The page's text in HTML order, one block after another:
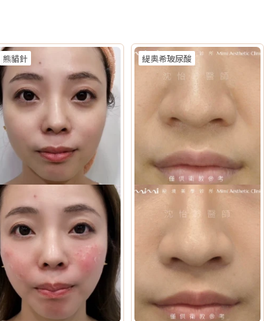
熊貓針 緹奧希玻尿酸